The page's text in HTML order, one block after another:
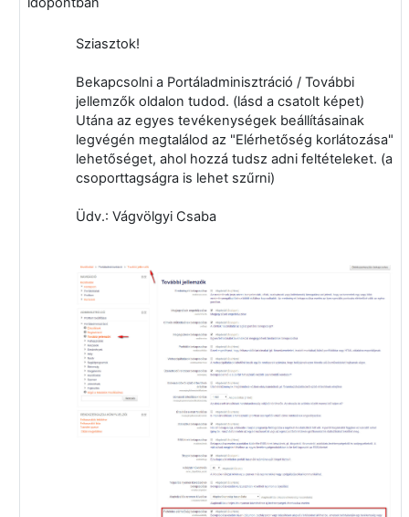
Sziasztok!
Bekapcsolni a Portáladminisztráció / További
jellemzők oldalon tudod. (lásd a csatolt képet)
Utána az egyes tevékenységek beállításainak
legvégén megtalálod az "Elérhetőség korlátozása"
lehetőséget, ahol hozzá tudsz adni feltételeket. (a
csoporttagságra is lehet szűrni)
Üdv.: Vágvölgyi Csaba